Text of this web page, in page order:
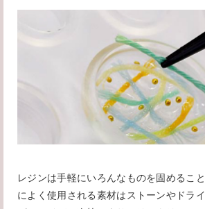
レジンは手軽にいろんなものを固めるこ
によく使用される素材はストーンやドラ